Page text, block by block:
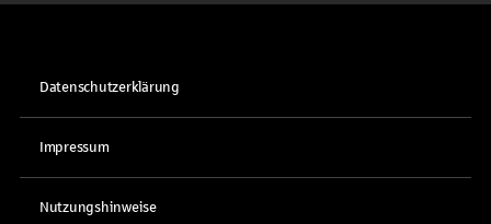
Datenschutzerklärung
Impressum
Nutzungshinweise